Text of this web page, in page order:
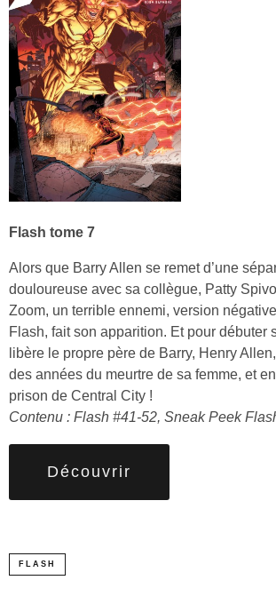
Flash tome 7
Alors que Barry Allen se remet d’une
douloureuse avec sa collègue, Patty
Zoom, un terrible ennemi, version
Flash, fait son apparition. Et pour débuter
libère le propre père de Barry, Henry
des années du meurtre de sa femme, et
prison de Central City !
Contenu : Flash #41-52, Sneak Peek
Découvrir
FLASH